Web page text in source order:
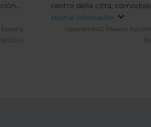
a un
2024
centro della città,
per gli spostamenti. Il
molto disponibile e cortese
sempre contare su di loro
Mostrar información
cesarem640. Misano